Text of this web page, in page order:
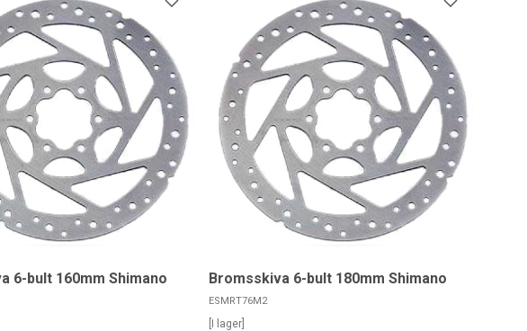
6-bult 160mm Shimano Bromsskiva 6-bult 180mm Shimano
ESMRT76M2
[I lager]